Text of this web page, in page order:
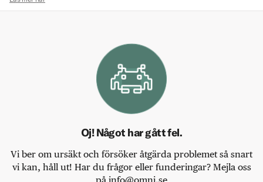
Oj! Något har gått fel.
Vi ber om ursäkt och försöker åtgärda problemet så snart
vi kan, håll ut! Har du frågor eller funderingar? Mejla oss